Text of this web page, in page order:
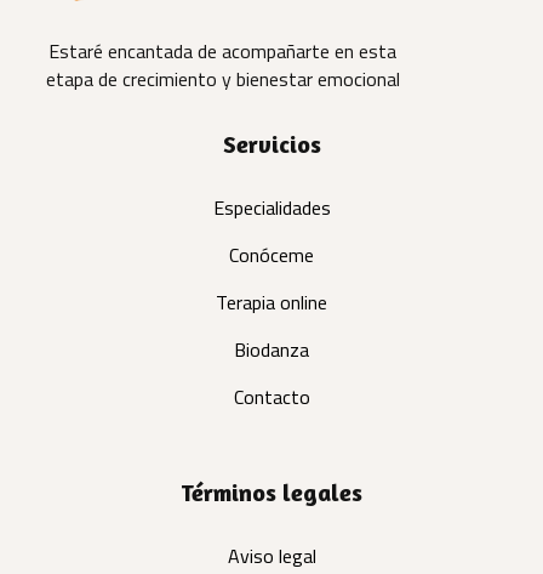
Estaré encantada de acompañarte en esta
etapa de crecimiento y bienestar emocional
Servicios
Especialidades
Conóceme
Terapia online
Biodanza
Contacto
Términos legales
Aviso legal